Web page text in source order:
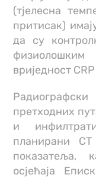
(тјелесна
притисак)
да су
физиолошким
вриједност
претходних
и
планирани
показатеља,
осјећаја